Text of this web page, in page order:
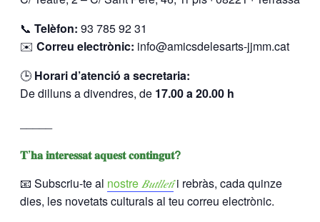
📞 Telèfon: 93 785 92 31
✉️ Correu electrònic: info@amicsdelesarts-jjmm.cat
🕒 Horari d’atenció a secretaria:
De dilluns a divendres, de 17.00 a 20.00 h
𝐓’𝐡𝐚 𝐢𝐧𝐭𝐞𝐫𝐞𝐬𝐬𝐚𝐭 𝐚𝐪𝐮𝐞𝐬𝐭 𝐜𝐨𝐧𝐭𝐢𝐧𝐠𝐮𝐭?
📧 Subscriu-te al nostre𝐵𝑢𝑡𝑙𝑙𝑒𝑡𝑖́i rebràs, cada quinze
dies, les novetats culturals al teu correu electrònic.